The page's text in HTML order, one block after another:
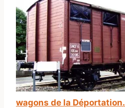
wagons de la Déportation.